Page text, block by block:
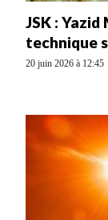
JSK :
technique
20 juin 2026 à 12:45